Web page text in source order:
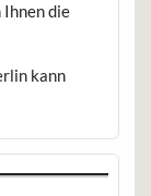
Ihnen die
kann